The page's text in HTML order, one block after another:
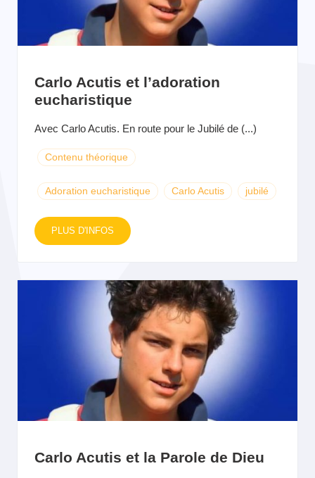
Carlo Acutis et l’adoration
eucharistique
Avec Carlo Acutis. En route pour le Jubilé de (...)
Contenu théorique
Adoration eucharistique Carlo Acutis jubilé
PLUS D'INFOS
Carlo Acutis et la Parole de Dieu